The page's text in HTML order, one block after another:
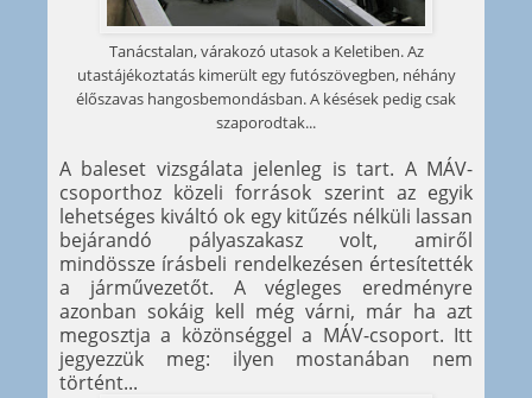
Tanácstalan, várakozó utasok a Keletiben. Az
utastájékoztatás kimerült egy futószövegben, néhány
élőszavas hangosbemondásban. A késések pedig csak
szaporodtak...
A baleset vizsgálata jelenleg is tart. A MÁV-
csoporthoz közeli források szerint az egyik
lehetséges kiváltó ok egy kitűzés nélküli lassan
bejárandó pályaszakasz volt, amiről
mindössze írásbeli rendelkezésen értesítették
a járművezetőt. A végleges eredményre
azonban sokáig kell még várni, már ha azt
megosztja a közönséggel a MÁV-csoport. Itt
jegyezzük meg: ilyen mostanában nem
történt...